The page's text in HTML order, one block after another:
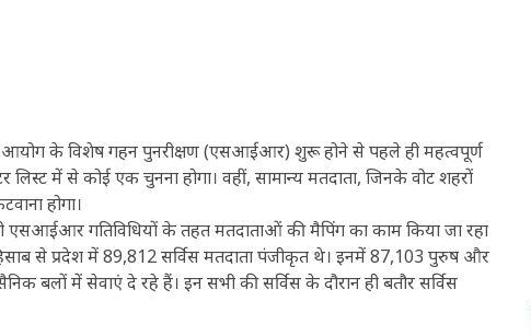
आयोग के विशेष गहन पुनरीक्षण (एसआईआर) शुरू होने से पहले ही महत्वपूर्ण
लिस्ट में से कोई एक चुनना होगा। वहीं, सामान्य मतदाता, जिनके वोट शहरों
होगा।
एसआईआर गतिविधियों के तहत मतदाताओं की मैपिंग का काम किया जा रहा
से प्रदेश में 89,812 सर्विस मतदाता पंजीकृत थे। इनमें 87,103 पुरुष और
बलों में सेवाएं दे रहे हैं। इन सभी की सर्विस के दौरान ही बतौर सर्विस